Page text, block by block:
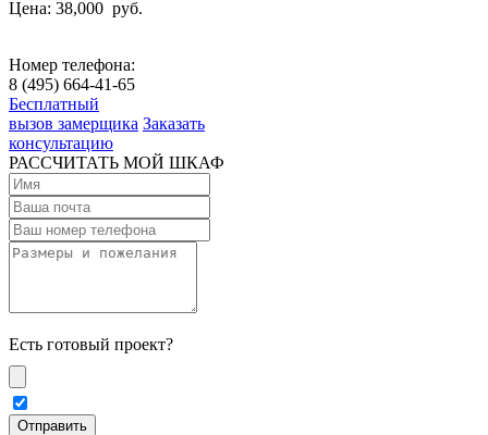
Цена: 38,000 руб.
Номер телефона:
8 (495) 664-41-65
Бесплатный
вызов замерщика Заказать
консультацию
РАССЧИТАТЬ МОЙ ШКАФ
Есть готовый проект?